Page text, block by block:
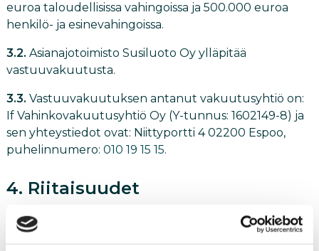
euroa taloudellisissa vahingoissa ja 500.000 euroa
henkilö- ja esinevahingoissa.
3.2. Asianajotoimisto Susiluoto Oy ylläpitää
vastuuvakuutusta.
3.3. Vastuuvakuutuksen antanut vakuutusyhtiö on:
If Vahinkovakuutusyhtiö Oy (Y-tunnus: 1602149-8) ja
sen yhteystiedot ovat: Niittyportti 4 02200 Espoo,
puhelinnumero: 010 19 15 15.
4. Riitaisuudet
4.1.Toimeksiantosuhteeseen liittyvät riitaisuudet
käsitellään Helsingin käräjäoikeudessa tai mikäli riita